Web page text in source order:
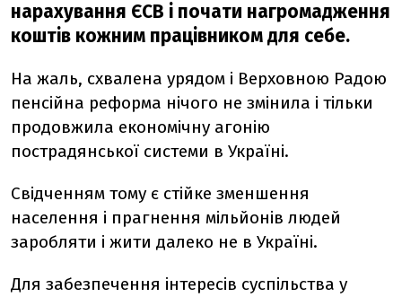
нарахування ЄСВ і почати нагромадження
коштів кожним працівником для себе.
На жаль, схвалена урядом і Верховною Радою
пенсійна реформа нічого не змінила і тільки
продовжила економічну агонію
пострадянської системи в Україні.
Свідченням тому є стійке зменшення
населення і прагнення мільйонів людей
заробляти і жити далеко не в Україні.
Для забезпечення інтересів суспільства у